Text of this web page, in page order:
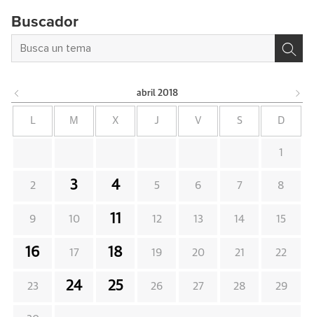
Buscador
abril 2018
L M X J V S D
1
2 3 4 5 6 7 8
9 10 11 12 13 14 15
16 17 18 19 20 21 22
23 24 25 26 27 28 29